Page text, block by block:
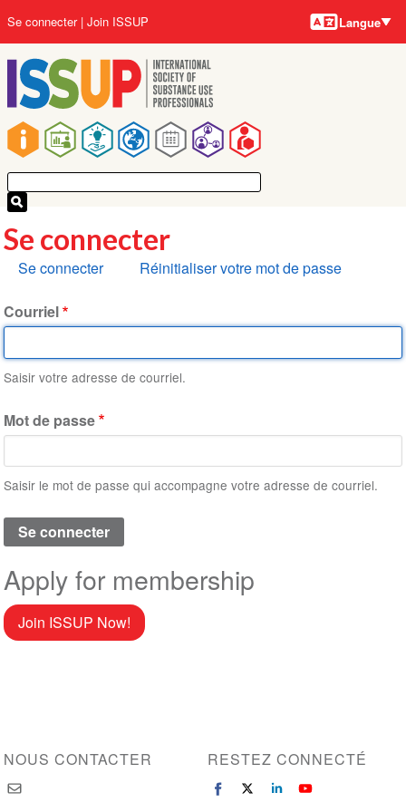
au
contenu
principal
Main
navigation
User
account
menu
Se connecter Join ISSUP Langues
Langue
Se connecter
Onglets
Se connecter Réinitialiser votre mot de passe
Courriel
Saisir votre adresse de courriel.
Mot de passe
Saisir le mot de passe qui accompagne votre adresse de courriel.
Apply for membership
Join ISSUP Now!
NOUS CONTACTER RESTEZ CONNECTÉ